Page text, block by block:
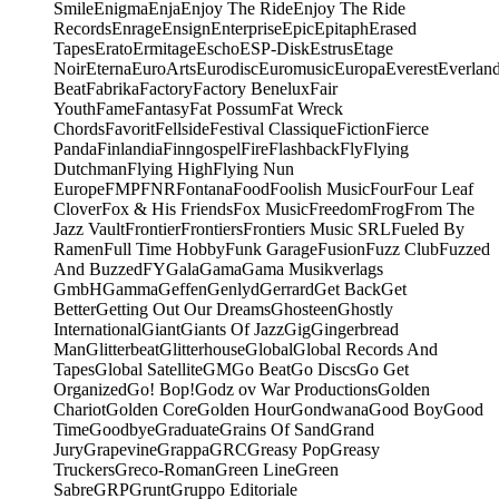
SmileEnigmaEnjaEnjoy The RideEnjoy The Ride
RecordsEnrageEnsignEnterpriseEpicEpitaphErased
TapesEratoErmitageEschoESP-DiskEstrusEtage
NoirEternaEuroArtsEurodiscEuromusicEuropaEverest
BeatFabrikaFactoryFactory BeneluxFair
YouthFameFantasyFat PossumFat Wreck
ChordsFavoritFellsideFestival ClassiqueFictionFierce
PandaFinlandiaFinngospelFireFlashbackFlyFlying
DutchmanFlying HighFlying Nun
EuropeFMPFNRFontanaFoodFoolish MusicFourFour Leaf
CloverFox & His FriendsFox MusicFreedomFrogFrom The
Jazz VaultFrontierFrontiersFrontiers Music SRLFueled By
RamenFull Time HobbyFunk GarageFusionFuzz ClubFuzzed
And BuzzedFYGalaGamaGama Musikverlags
GmbHGammaGeffenGenlydGerrardGet BackGet
BetterGetting Out Our DreamsGhosteenGhostly
InternationalGiantGiants Of JazzGigGingerbread
ManGlitterbeatGlitterhouseGlobalGlobal Records And
TapesGlobal SatelliteGMGo BeatGo DiscsGo Get
OrganizedGo! Bop!Godz ov War ProductionsGolden
ChariotGolden CoreGolden HourGondwanaGood BoyGood
TimeGoodbyeGraduateGrains Of SandGrand
JuryGrapevineGrappaGRCGreasy PopGreasy
TruckersGreco-RomanGreen LineGreen
SabreGRPGruntGruppo Editoriale